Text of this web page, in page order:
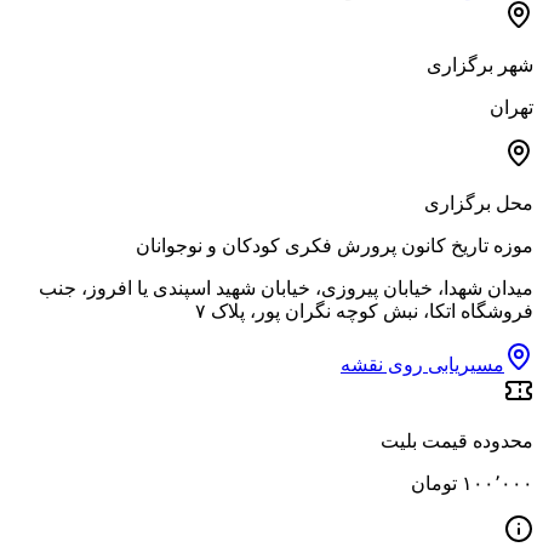
شهر برگزاری
تهران
محل برگزاری
موزه تاریخ کانون پرورش فکری کودکان و نوجوانان
میدان شهدا، خیابان پیروزی، خیابان شهید اسپندی یا افروز، جنب
فروشگاه اتکا، نبش کوچه نگران پور، پلاک ۷
مسیریابی روی نقشه
محدوده قیمت بلیت
۱۰۰٬۰۰۰ تومان